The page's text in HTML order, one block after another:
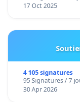
17 Oct 2025
4 105 signatures
95 Signatures / 7
30 Apr 2026